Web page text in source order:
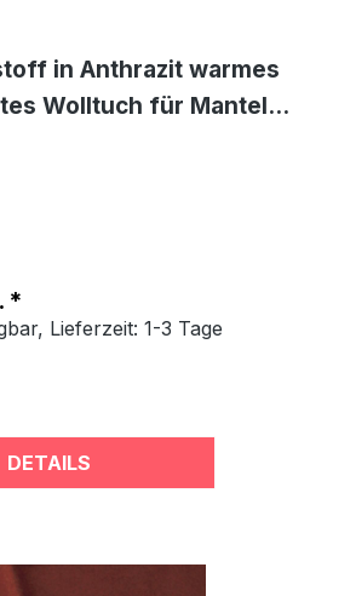
in Anthrazit warmes
Wolltuch für Mantel
*
Lieferzeit: 1-3 Tage
DETAILS